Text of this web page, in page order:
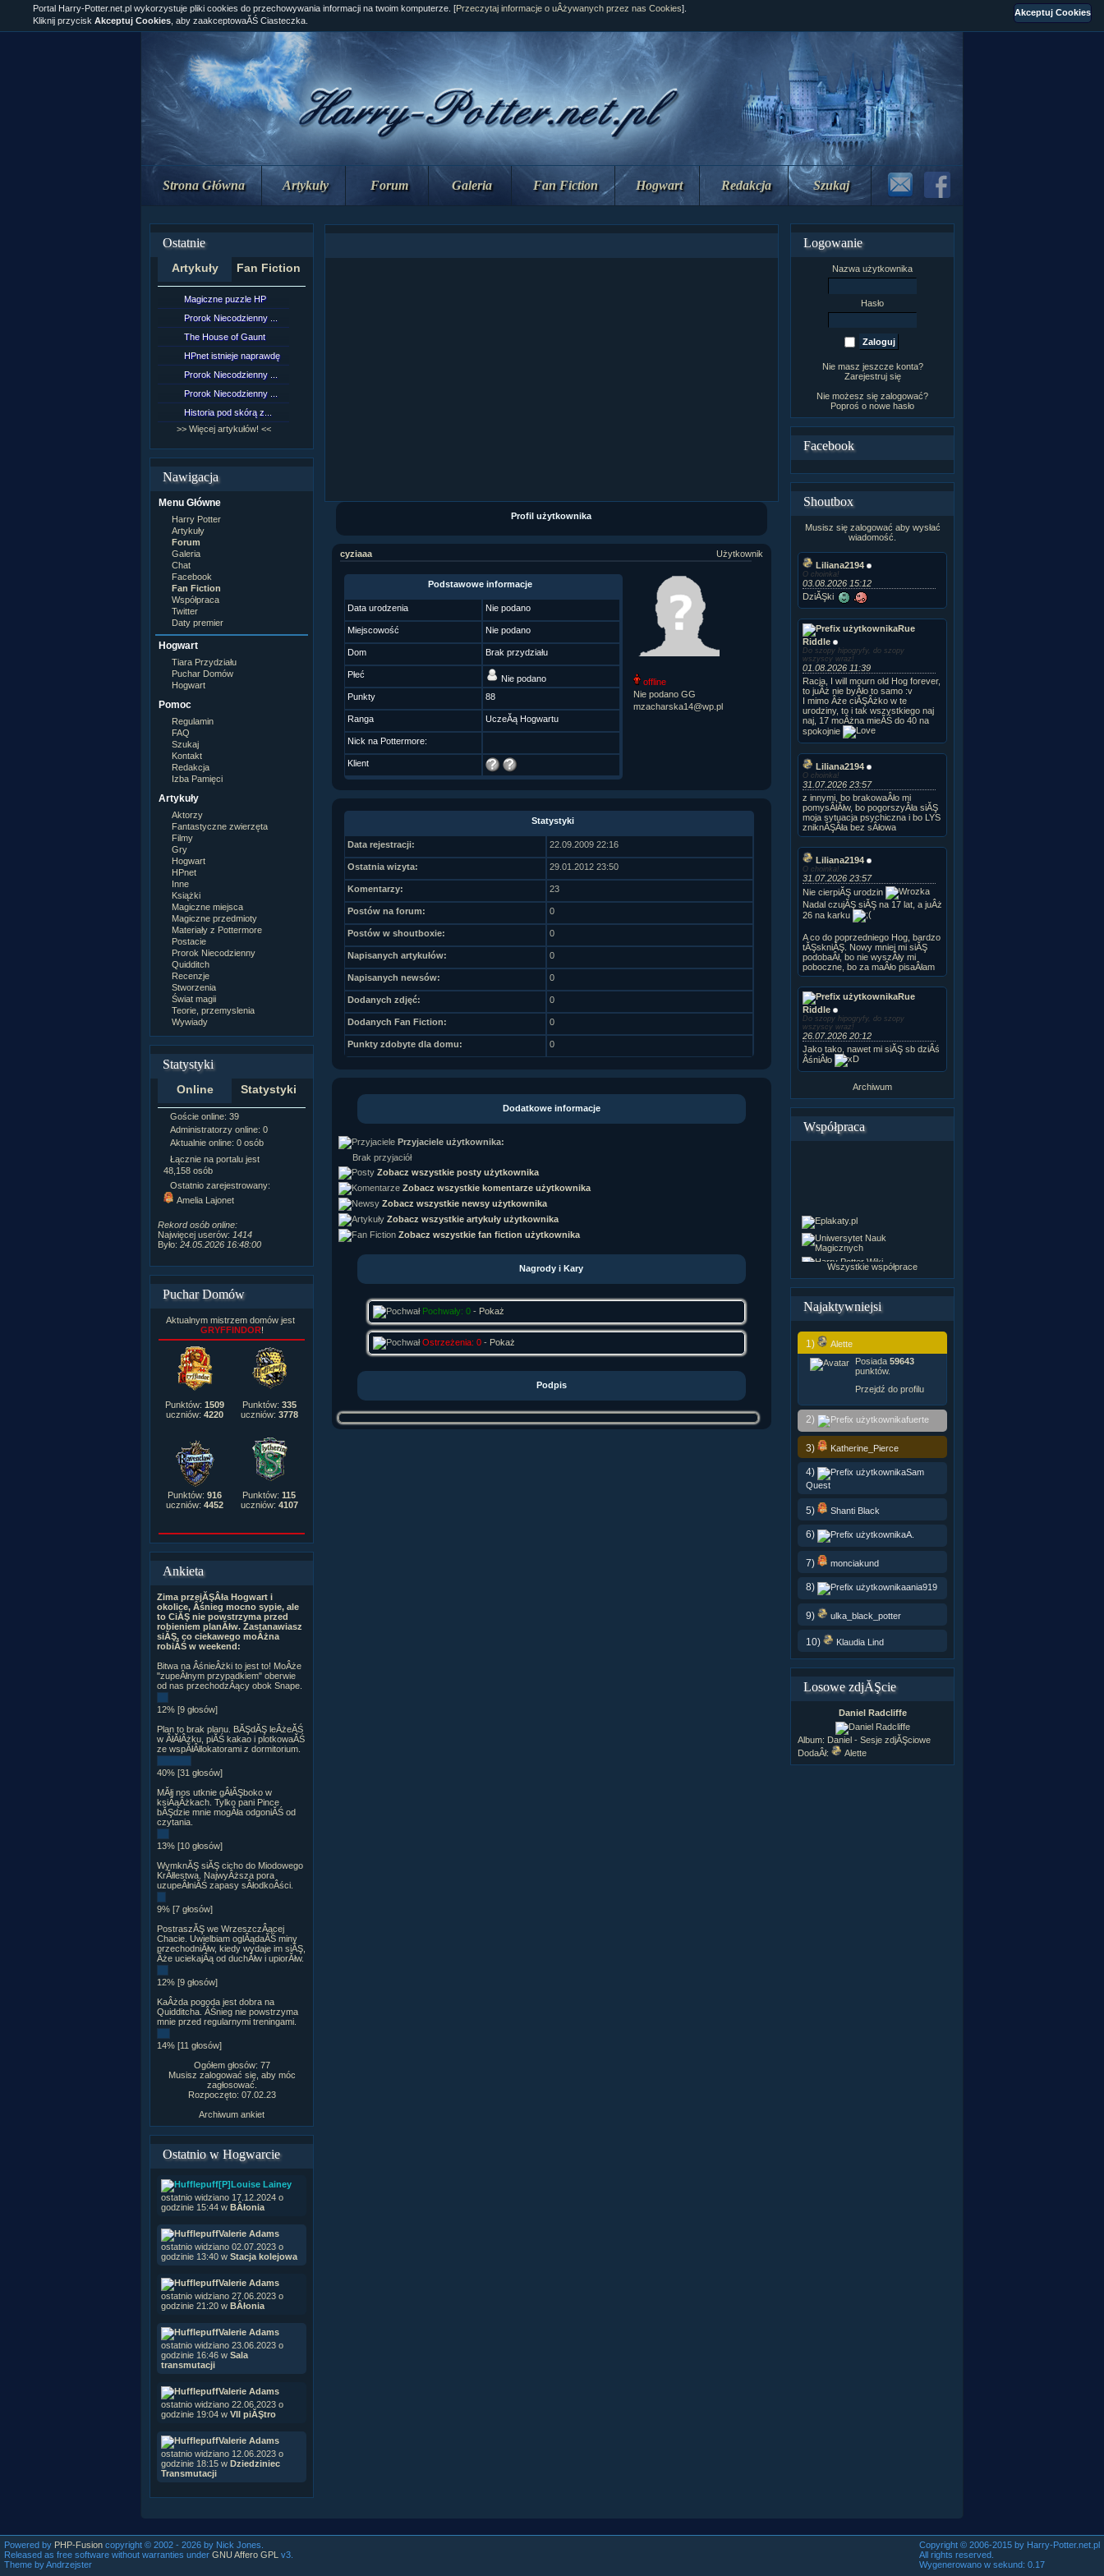
Strona Główna Artykuły Forum Galeria Fan Fiction Hogwart Redakcja Szukaj
Ostatnie
Artykuły Fan Fiction
Magiczne puzzle HP
Prorok Niecodzienny ...
The House of Gaunt
HPnet istnieje naprawdę
Prorok Niecodzienny ...
Prorok Niecodzienny ...
Historia pod skórą z...
>> Więcej artykułów! <<
Nawigacja
Menu Główne
Harry Potter
Artykuły
Forum
Galeria
Chat
Facebook
Fan Fiction
Współpraca
Twitter
Daty premier
Hogwart
Tiara Przydziału
Puchar Domów
Hogwart
Pomoc
Regulamin
FAQ
Szukaj
Kontakt
Redakcja
Izba Pamięci
Artykuły
Aktorzy
Fantastyczne zwierzęta
Filmy
Gry
Hogwart
HPnet
Inne
Książki
Magiczne miejsca
Magiczne przedmioty
Materiały z Pottermore
Postacie
Prorok Niecodzienny
Quidditch
Recenzje
Stworzenia
Świat magii
Teorie, przemyslenia
Wywiady
Statystyki
Online Statystyki
Goście online: 39
Administratorzy online: 0
Aktualnie online: 0 osób
Łącznie na portalu jest
48,158 osób
Ostatnio zarejestrowany:
Amelia Lajonet
Rekord osób online:
Najwięcej userów: 1414
Było: 24.05.2026 16:48:00
Napisanych artykułów:
Zdjęć w galerii:21,490
Tematów na forum:3,921
Postów na forum:319,637
Komentarzy do materiałów:
222,019
Rozdanych pochwał:3,327
Wlepionych ostrzeżeń:4,170
Puchar Domów
Aktualnym mistrzem domów jest
GRYFFINDOR!
Punktów: 1509
uczniów: 4220
Punktów: 335
uczniów: 3778
Punktów: 916
uczniów: 4452
Punktów: 115
uczniów: 4107
Ankieta
Zima przejĂŞÂła Hogwart i
okolice, Âśnieg mocno sypie, ale
to CiĂŞ nie powstrzyma przed
robieniem planĂłw. Zastanawiasz
siĂŞ, co ciekawego moÂżna
robiĂŚ w weekend:
Bitwa na ÂśnieÂżki to jest to! MoÂże
"zupeÂłnym przypadkiem" oberwie
od nas przechodzÂący obok Snape.
12% [9 głosów]
Plan to brak planu. BĂŞdĂŞ leÂżeĂŚ
w ÂłĂłÂżku, piĂŚ kakao i plotkowaĂŚ
ze wspĂłÂłlokatorami z dormitorium.
40% [31 głosów]
MĂłj nos utknie gÂłĂŞboko w
ksiÂąÂżkach. Tylko pani Pince
bĂŞdzie mnie mogÂła odgoniĂŚ od
czytania.
13% [10 głosów]
WymknĂŞ siĂŞ cicho do Miodowego
KrĂłlestwa. NajwyÂższa pora
uzupeÂłniĂŚ zapasy sÂłodkoÂści.
9% [7 głosów]
PostraszĂŞ we WrzeszczÂącej
Chacie. Uwielbiam oglÂądaĂŚ miny
przechodniĂłw, kiedy wydaje im siĂŞ,
Âże uciekajÂą od duchĂłw i upiorĂłw.
12% [9 głosów]
KaÂżda pogoda jest dobra na
Quidditcha. ÂŚnieg nie powstrzyma
mnie przed regularnymi treningami.
14% [11 głosów]
Ogółem głosów: 77
Musisz zalogować się, aby móc
zagłosować.
Rozpoczęto: 07.02.23
Archiwum ankiet
Ostatnio w Hogwarcie
[P]Louise Lainey
ostatnio widziano 17.12.2024 o
godzinie 15:44 w BÂłonia
Valerie Adams
ostatnio widziano 02.07.2023 o
godzinie 13:40 w Stacja kolejowa
Valerie Adams
ostatnio widziano 27.06.2023 o
godzinie 21:20 w BÂłonia
Valerie Adams
ostatnio widziano 23.06.2023 o
godzinie 16:46 w Sala
transmutacji
Valerie Adams
ostatnio widziano 22.06.2023 o
godzinie 19:04 w VII piĂŞtro
Valerie Adams
ostatnio widziano 12.06.2023 o
godzinie 18:15 w Dziedziniec
Transmutacji
Portal Harry-Potter.net.pl wykorzystuje pliki cookies do przechowywania informacji na twoim komputerze. [Przeczytaj informacje o uÂżywanych przez nas Cookies].
Kliknij przycisk Akceptuj Cookies , aby zaakceptowaĂŚ Ciasteczka.
Profil użytkownika
cyziaaa Użytkownik
Podstawowe informacje
Data urodzenia Nie podano
Miejscowość Nie podano
Dom Brak przydziału
Płeć
Nie podano
Punkty
88
Ranga UczeĂą Hogwartu
Nick na Pottermore:
Klient
offline
Nie podano GG
mzacharska14@wp.pl
Statystyki
Data rejestracji: 22.09.2009 22:16
Ostatnia wizyta: 29.01.2012 23:50
Komentarzy: 23
Postów na forum: 0
Postów w shoutboxie: 0
Napisanych artykułów: 0
Napisanych newsów: 0
Dodanych zdjęć: 0
Dodanych Fan Fiction: 0
Punkty zdobyte dla domu: 0
Dodatkowe informacje
Przyjaciele użytkownika:
Brak przyjaciół
Zobacz wszystkie posty użytkownika
Zobacz wszystkie komentarze użytkownika
Zobacz wszystkie newsy użytkownika
Zobacz wszystkie artykuły użytkownika
Zobacz wszystkie fan fiction użytkownika
Nagrody i Kary
Pochwały: 0- Pokaż
Ostrzeżenia: 0- Pokaż
Podpis
Logowanie
Nazwa użytkownika
Hasło
Nie masz jeszcze konta?
Zarejestruj się
Nie możesz się zalogować?
Poproś o nowe hasło
Facebook
Shoutbox
Musisz się zalogować aby wysłać
wiadomość.
Liliana2194
O choinka!
03.08.2026 15:12
DziĂŞki
Rue
Riddle
Do szopy hipogryfy, do szopy
wszyscy wraz!
01.08.2026 11:39
Racja, I will mourn old Hog forever,
to juÂż nie byÂło to samo :v
I mimo Âże ciĂŞÂżko w te
urodziny, to i tak wszystkiego naj
naj, 17 moÂżna mieĂŚ do 40 na
spokojnie
Liliana2194
O choinka!
31.07.2026 23:57
z innymi, bo brakowaÂło mi
pomysÂłĂłw, bo pogorszyÂła siĂŞ
moja sytuacja psychiczna i bo LYS
zniknĂŞÂła bez sÂłowa
Liliana2194
O choinka!
31.07.2026 23:57
Nie cierpiĂŞ urodzin
Nadal czujĂŞ siĂŞ na 17 lat, a juÂż
26 na karku
A co do poprzedniego Hog, bardzo
tĂŞskniĂŞ. Nowy mniej mi siĂŞ
podobaÂł, bo nie wyszÂły mi
poboczne, bo za maÂło pisaÂłam
Rue
Riddle
Do szopy hipogryfy, do szopy
wszyscy wraz!
26.07.2026 20:12
Jako tako, nawet mi siĂŞ sb dziÂś
ÂśniÂło
Archiwum
Współpraca
Wszystkie współprace
Najaktywniejsi
1)
Alette
Posiada 59643
punktów.
Przejdź do profilu
2) fuerte
3) Katherine_Pierce
4)
Sam
Quest
5) Shanti Black
6) A.
7) monciakund
8) ania919
9) ulka_black_potter
10) Klaudia Lind
Losowe zdjĂŞcie
Daniel Radcliffe
Album: Daniel - Sesje zdjĂŞciowe
DodaÂł:
Alette
Powered by PHP-Fusion copyright © 2002 - 2026 by Nick Jones.
Released as free software without warranties under GNU Affero GPL
v3.
Theme by Andrzejster
Copyright © 2006-2015 by Harry-Potter.net.pl
All rights reserved.
Wygenerowano w sekund: 0.17